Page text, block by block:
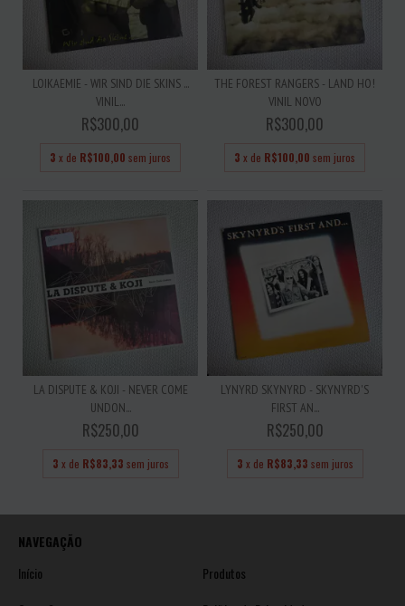
LOIKAEMIE - WIR SIND DIE SKINS ...
VINIL...
R$300,00
3 x de R$100,00 sem juros
THE FOREST RANGERS - LAND HO!
VINIL NOVO
R$300,00
3 x de R$100,00 sem juros
LA DISPUTE & KOJI - NEVER COME
UNDON...
R$250,00
3 x de R$83,33 sem juros
LYNYRD SKYNYRD - SKYNYRD'S
FIRST AN...
R$250,00
3 x de R$83,33 sem juros
NAVEGAÇÃO
Início
Produtos